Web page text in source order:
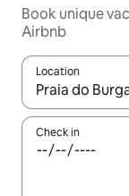
Book unique
Airbnb
Location
When results
Check in